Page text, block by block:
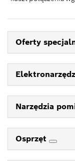
Oferty
Narzędzia
Osprzęt